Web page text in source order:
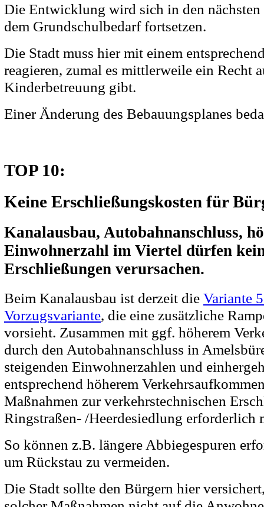
Die Entwicklung wird sich in den nächsten
dem Grundschulbedarf fortsetzen.
Die Stadt muss hier mit einem
reagieren, zumal es mittlerweile ein Recht
Kinderbetreuung gibt.
Einer Änderung des Bebauungsplanes
TOP 10:
Keine Erschließungskosten für
Kanalausbau, Autobahnanschluss,
Einwohnerzahl im Viertel dürfen
Erschließungen verursachen.
Beim Kanalausbau ist derzeit die Variante
Vorzugsvariante, die eine zusätzliche
vorsieht. Zusammen mit ggf. höherem
durch den Autobahnanschluss in
steigenden Einwohnerzahlen und
entsprechend höherem
Maßnahmen zur verkehrstechnischen
Ringstraßen- /Heerdesiedlung erforderlich
So können z.B. längere Abbiegespuren
um Rückstau zu vermeiden.
Die Stadt sollte den Bürgern hier